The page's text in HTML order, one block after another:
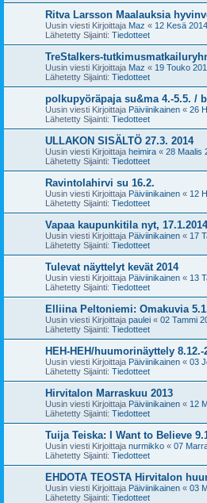
Ritva Larsson Maalauksia
Uusin viesti Kirjoittaja Maz « 12 Kesä
Lähetetty Sijainti: Tiedotteet
TreStalkers-
Uusin viesti Kirjoittaja Maz « 19 Touko
Lähetetty Sijainti: Tiedotteet
polkupyöräpaja su&ma 4.-5.5. /
Uusin viesti Kirjoittaja Päiviinikainen « 26
Lähetetty Sijainti: Tiedotteet
ULLAKON SISÄLTÖ 27.3. 2014
Uusin viesti Kirjoittaja heimira « 28 Maalis
Lähetetty Sijainti: Tiedotteet
Ravintolahirvi su 16.2.
Uusin viesti Kirjoittaja Päiviinikainen « 12
Lähetetty Sijainti: Tiedotteet
Vapaa kaupunkitila nyt, 17.1.2014
Uusin viesti Kirjoittaja Päiviinikainen « 17
Lähetetty Sijainti: Tiedotteet
Tulevat näyttelyt kevät 2014
Uusin viesti Kirjoittaja Päiviinikainen « 13
Lähetetty Sijainti: Tiedotteet
Elliina Peltoniemi: Omakuvia
Uusin viesti Kirjoittaja paulei « 02 Tammi
Lähetetty Sijainti: Tiedotteet
HEH-HEH/huumorinäyttely 8.12.-
Uusin viesti Kirjoittaja Päiviinikainen « 03
Lähetetty Sijainti: Tiedotteet
Hirvitalon Marraskuu 2013
Uusin viesti Kirjoittaja Päiviinikainen « 12
Lähetetty Sijainti: Tiedotteet
Tuija Teiska: I Want to Believe
Uusin viesti Kirjoittaja nurmikko « 07
Lähetetty Sijainti: Tiedotteet
EHDOTA TEOSTA Hirvitalon
Uusin viesti Kirjoittaja Päiviinikainen « 03
Lähetetty Sijainti: Tiedotteet